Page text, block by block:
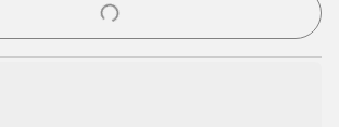
at logge ind eller tilmelde dig som medlem